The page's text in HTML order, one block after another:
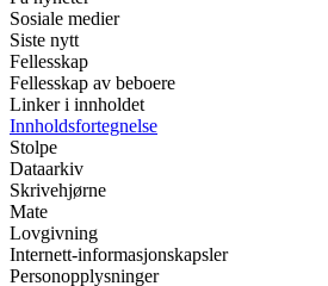
Sosiale medier
Siste nytt
Fellesskap
Fellesskap av beboere
Linker i innholdet
Innholdsfortegnelse
Stolpe
Dataarkiv
Skrivehjørne
Mate
Lovgivning
Internett-informasjonskapsler
Personopplysninger